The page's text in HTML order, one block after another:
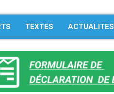
TEXTES ACTUALITES